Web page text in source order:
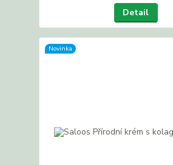
Detail
Novinka